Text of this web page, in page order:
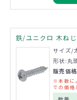
鉄/ユニクロ 木ね
サイズ/
形状:丸
販売価
※本数に
での価格